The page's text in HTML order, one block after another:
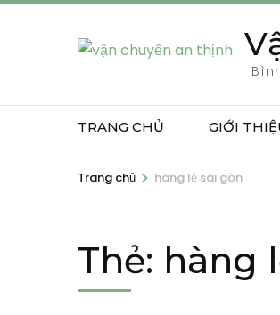
Bỏ
nội
TRANG CHỦ GIỚI
Trang chủ > hàng lẻ sài gòn
Thẻ: hàng